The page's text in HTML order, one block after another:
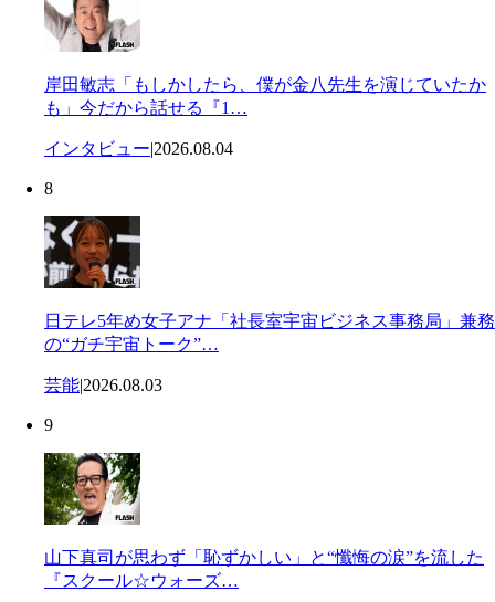
岸田敏志「もしかしたら、僕が金八先生を演じていたか
も」今だから話せる『1…
インタビュー|2026.08.04
8
日テレ5年め女子アナ「社長室宇宙ビジネス事務局」兼務
の“ガチ宇宙トーク”…
芸能|2026.08.03
9
山下真司が思わず「恥ずかしい」と“懺悔の涙”を流した
『スクール☆ウォーズ…